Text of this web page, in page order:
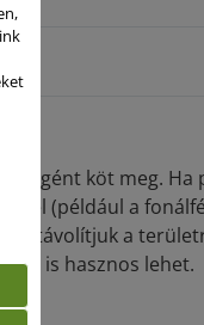
köt meg. Ha
cél (például a
eltávolítjuk a
is hasznos lehet.